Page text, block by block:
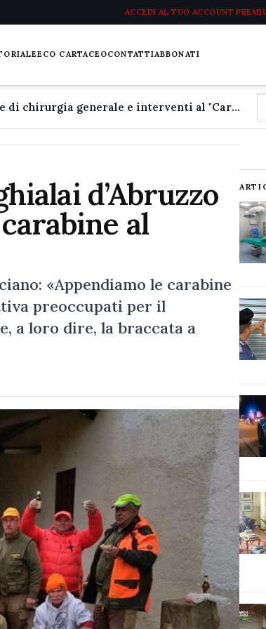
ACCEDI AL TUO ACCOUNT
ECO CARTACEOCONTATTIABBONATI
Week and Day Surgery: prime visite di chirurgia generale e interventi al "Caracciolo" di Agnone
d’Abruzzo
al
«Appendiamo le carabine
preoccupati per il
a loro dire, la braccata a